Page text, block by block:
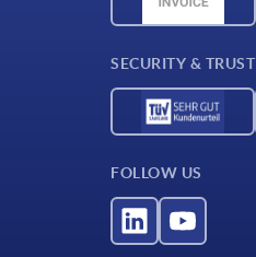
SECURITY & TRUST
FOLLOW US